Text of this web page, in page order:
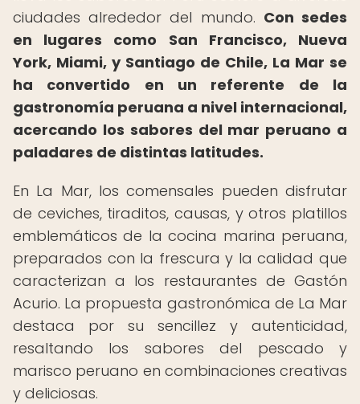
ciudades alrededor del mundo. Con sedes
en lugares como San Francisco, Nueva
York, Miami, y Santiago de Chile, La Mar se
ha convertido en un referente de la
gastronomía peruana a nivel internacional,
acercando los sabores del mar peruano a
paladares de distintas latitudes.
En La Mar, los comensales pueden disfrutar
de ceviches, tiraditos, causas, y otros platillos
emblemáticos de la cocina marina peruana,
preparados con la frescura y la calidad que
caracterizan a los restaurantes de Gastón
Acurio. La propuesta gastronómica de La Mar
destaca por su sencillez y autenticidad,
resaltando los sabores del pescado y
marisco peruano en combinaciones creativas
y deliciosas.